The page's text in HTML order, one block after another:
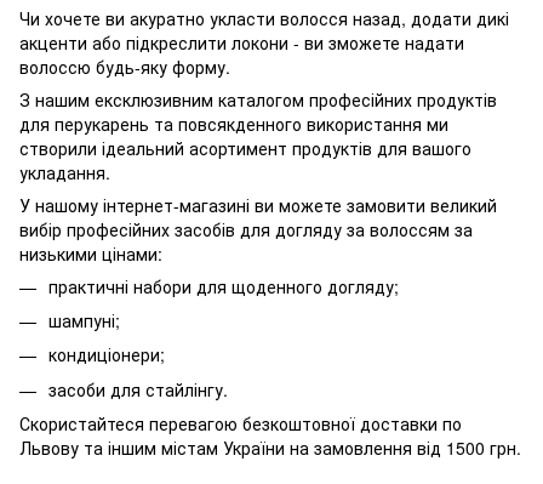
Чи хочете ви акуратно укласти волосся назад, додати дикі
акценти або підкреслити локони - ви зможете надати
волоссю будь-яку форму.
З нашим ексклюзивним каталогом професійних продуктів
для перукарень та повсякденного використання ми
створили ідеальний асортимент продуктів для вашого
укладання.
У нашому інтернет-магазині ви можете замовити великий
вибір професійних засобів для догляду за волоссям за
низькими цінами:
практичні набори для щоденного догляду;
шампуні;
кондиціонери;
засоби для стайлінгу.
Скористайтеся перевагою безкоштовної доставки по
Львову та іншим містам України на замовлення від 1500 грн.